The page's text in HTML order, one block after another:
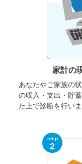
家計の
あなたやご家族の
の収入・支出・貯
た上で診断を行いま
step
2